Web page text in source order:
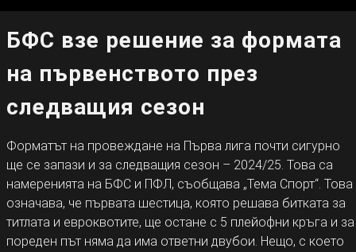
БФС взе решение за формата
на първенството през
следващия сезон
Форматът на провеждане на Първа лига почти сигурно
ще се запази и за следващия сезон – 2024/25. Това са
намеренията на БФС и ПФЛ, съобщава „Тема Спорт“. Това
означава, че първата шестица, която решава битката за
титлата и евроквотите, ще остане с 5 плейофни кръга и за
пореден път няма да има ответни двубои. Нещо, с което